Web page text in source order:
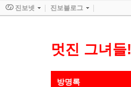
멋진 그녀들!
방명록
진보넷 진보블로그